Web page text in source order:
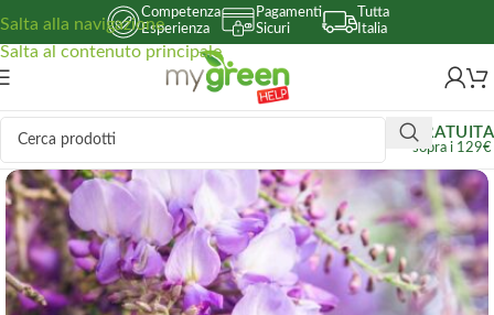
Salta alla navigazione
Salta al contenuto principale
Competenza
Esperienza
Pagamenti
Sicuri
Tutta
Italia
GRATUITA
sopra i 129€